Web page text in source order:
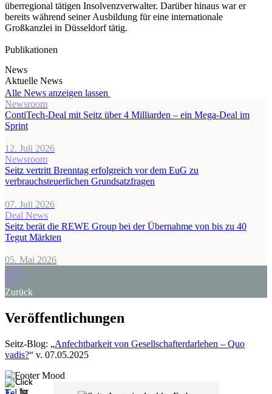
überregional tätigen Insolvenzverwalter. Darüber hinaus war er
bereits während seiner Ausbildung für eine internationale
Großkanzlei in Düsseldorf tätig.
Publikationen
News
Aktuelle News
Alle News anzeigen lassen
Newsroom
ContiTech-Deal mit Seitz über 4 Milliarden – ein Mega-Deal im
Sprint
12. Juli 2026
Newsroom
Seitz vertritt Brenntag erfolgreich vor dem EuG zu
verbrauchsteuerlichen Grundsatzfragen
07. Juli 2026
Deal News
Seitz berät die REWE Group bei der Übernahme von bis zu 40
Tegut Märkten
05. Mai 2026
Zurück
Veröffentlichungen
Seitz-Blog: „Anfechtbarkeit von Gesellschafterdarlehen – Quo
vadis?“ v. 07.05.2025